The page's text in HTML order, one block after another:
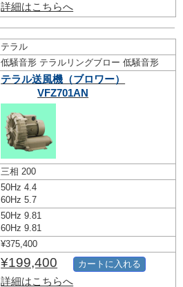
詳細はこちらへ
テラル
低騒音形 テラルリングブロー 低騒音形
テラル送風機（ブロワー）
VFZ701AN
三相 200
50Hz 4.4
60Hz 5.7
50Hz 9.81
60Hz 9.81
¥375,400
¥199,400
詳細はこちらへ
カートに入れる